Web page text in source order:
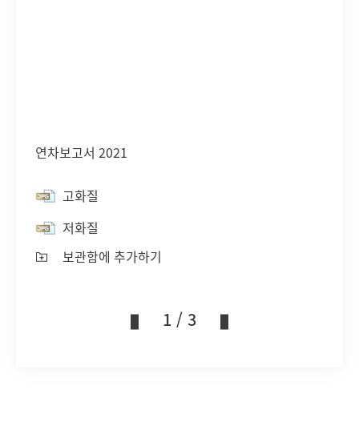
연차보고서 2021
고화질
저화질
보관함에 추가하기
1 / 3